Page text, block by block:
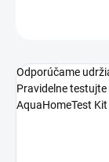
Odporúčame
Pravidelne
AquaHomeTest Kit